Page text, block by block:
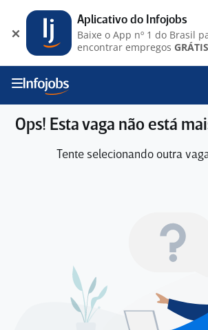
Ops! Esta vaga não está
Tente selecionando outra
Aplicativo do Infojobs
Baixe o App nº 1 do Brasil
encontrar empregos